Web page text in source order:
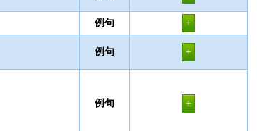
例句
例句
例句